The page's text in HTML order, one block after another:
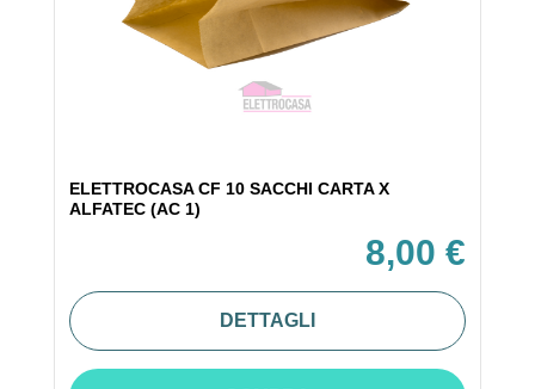
ELETTROCASA CF 10 SACCHI CARTA X
ALFATEC (AC 1)
8,00 €
DETTAGLI